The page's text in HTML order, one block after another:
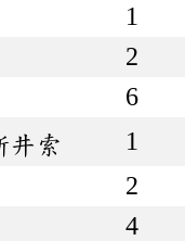
1
2
6
井索
1
2
4